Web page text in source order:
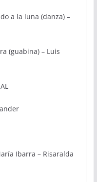
a la luna (danza) –
(guabina) – Luis
Ibarra – Risaralda